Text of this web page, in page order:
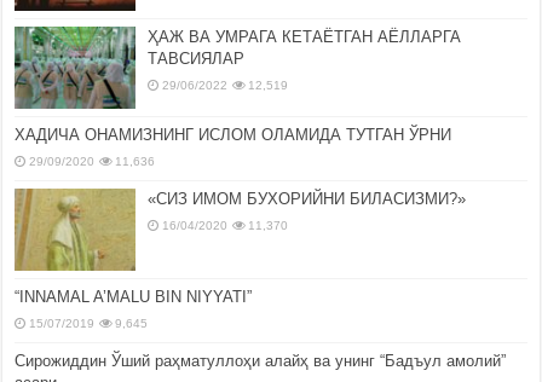
ҲАЖ ВА УМРАГА КЕТАЁТГАН АЁЛЛАРГА
ТАВСИЯЛАР
29/06/2022 12,519
ХАДИЧА ОНАМИЗНИНГ ИСЛОМ ОЛАМИДА ТУТГАН ЎРНИ
29/09/2020 11,636
«СИЗ ИМОМ БУХОРИЙНИ БИЛАСИЗМИ?»
16/04/2020 11,370
“INNAMAL A’MALU BIN NIYYATI”
15/07/2019 9,645
Сирожиддин Ўший раҳматуллоҳи алайҳ ва унинг “Бадъул амолий”